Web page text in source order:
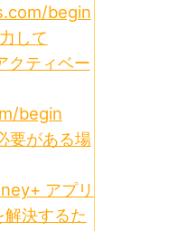
begin
して
クティベー
begin
要がある場
アプリ
決するた